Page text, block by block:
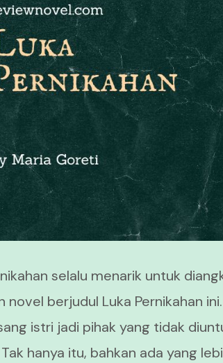
selalu menarik untuk
novel berjudul Luka Pernikahan
istri jadi pihak yang tidak
hanya itu, bahkan ada yang